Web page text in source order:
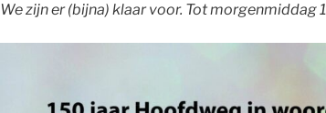
We zijn er (bijna) klaar voor. Tot morgenmiddag